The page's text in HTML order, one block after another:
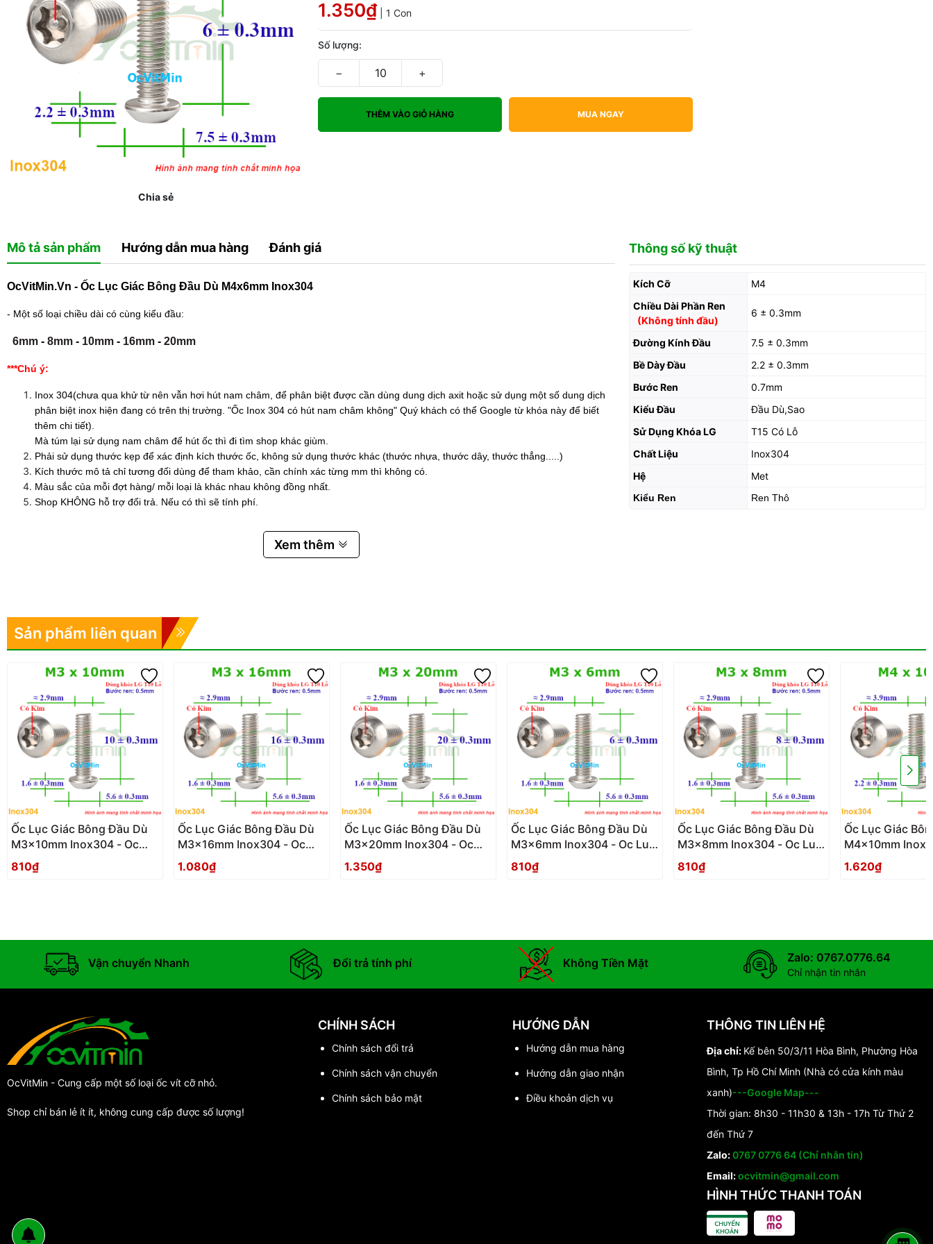
Chia sẻ
1.350₫ | 1 Con
Số lượng:
− +
THÊM VÀO GIỎ HÀNG MUA NGAY
Mô tả sản phẩm Hướng dẫn mua hàng Đánh giá
OcVitMin.Vn - Ốc Lục Giác Bông Đầu Dù M4x6mm Inox304
- Một số loại chiều dài có cùng kiểu đầu:
6mm - 8mm - 10mm - 16mm - 20mm
***Chú ý:
Inox 304(chưa qua khử từ nên vẫn hơi hút nam châm, để phân biệt được cần dùng dung dịch axit hoặc sử dụng một số dung dịch
phân biệt inox hiện đang có trên thị trường. "Ốc Inox 304 có hút nam châm không" Quý khách có thể Google từ khóa này để biết
thêm chi tiết).
Mà túm lại sử dụng nam châm để hút ốc thì đi tìm shop khác giùm.
Phải sử dụng thước kẹp để xác định kích thước ốc, không sử dụng thước khác (thước nhựa, thước dây, thước thẳng.....)
Kích thước mô tả chỉ tương đối dùng để tham khảo, cần chính xác từng mm thì không có.
Màu sắc của mỗi đợt hàng/ mỗi loại là khác nhau không đồng nhất.
Shop KHÔNG hỗ trợ đổi trả. Nếu có thì sẽ tính phí.
Xem thêm
Thông số kỹ thuật
Kích Cỡ
M4
Chiều Dài Phần Ren
(Không tính đầu)
6 ± 0.3mm
Đường Kính Đầu
7.5 ± 0.3mm
Bề Dày Đầu
2.2 ± 0.3mm
Bước Ren
0.7mm
Kiểu Đầu
Đầu Dù,Sao
Sử Dụng Khóa LG
T15 Có Lỗ
Chất Liệu
Inox304
Hệ
Met
Kiểu Ren Ren Thô
Sản phẩm liên quan
Ốc Lục Giác Bông Đầu Dù
M3x10mm Inox304 - Oc
Luc Giac Bong Sao Dau Du
810₫
Ốc Lục Giác Bông Đầu Dù
M3x16mm Inox304 - Oc
Luc Giac Bong Sao Dau Du
1.080₫
Ốc Lục Giác Bông Đầu Dù
M3x20mm Inox304 - Oc
Luc Giac Bong Sao Dau Du
1.350₫
Ốc Lục Giác Bông Đầu Dù
M3x6mm Inox304 - Oc Luc
Giac Bong Sao Dau Du
810₫
Ốc Lục Giác Bông Đầu Dù
M3x8mm Inox304 - Oc Luc
Giac Bong Sao Dau Du
810₫
Ốc Lục Giác
M4x10mm
Luc Giac Bong
1.620₫
Vận chuyển Nhanh Đổi trả tính phí Không Tiền Mặt Zalo: 0767.0776.64
Chỉ nhận tin nhắn
OcVitMin - Cung cấp một số loại ốc vít cỡ nhỏ.
Shop chỉ bán lẻ ít ít, không cung cấp được số lượng!
CHÍNH SÁCH
Chính sách đổi trả
Chính sách vận chuyển
Chính sách bảo mật
HƯỚNG DẪN
Hướng dẫn mua hàng
Hướng dẫn giao nhận
Điều khoản dịch vụ
THÔNG TIN LIÊN HỆ
Địa chỉ: Kế bên 50/3/11 Hòa Bình, Phường Hòa
Bình, Tp Hồ Chí Minh (Nhà có cửa kính màu
xanh)---Google Map---
Thời gian: 8h30 - 11h30 & 13h - 17h Từ Thứ 2
đến Thứ 7
Zalo:0767 0776 64 (Chỉ nhắn tin)
Email:ocvitmin@gmail.com
HÌNH THỨC THANH TOÁN